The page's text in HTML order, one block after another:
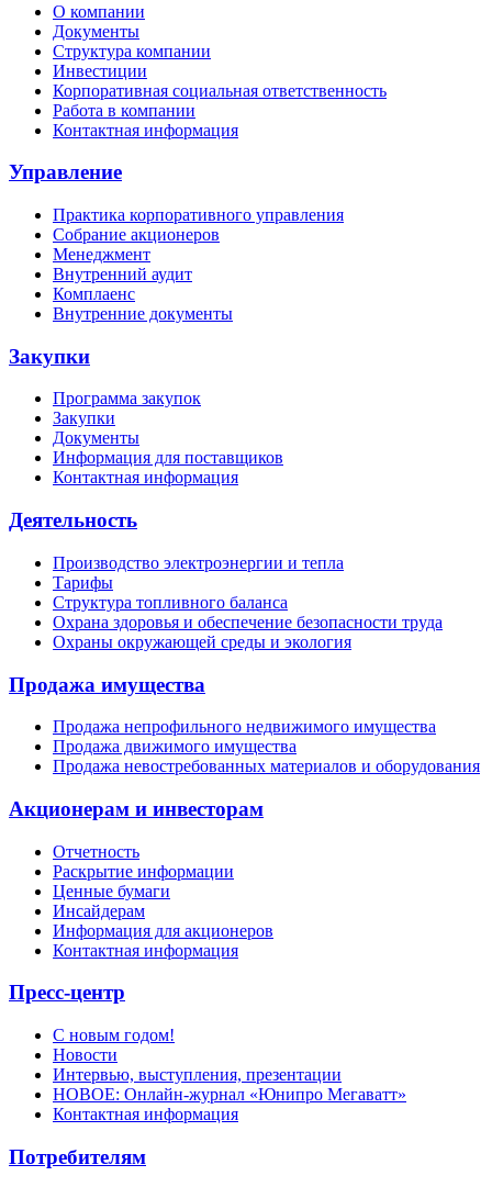
О компании
Документы
Структура компании
Инвестиции
Корпоративная социальная ответственность
Работа в компании
Контактная информация
Управление
Практика корпоративного управления
Собрание акционеров
Менеджмент
Внутренний аудит
Комплаенс
Внутренние документы
Закупки
Программа закупок
Закупки
Документы
Информация для поставщиков
Контактная информация
Деятельность
Производство электроэнергии и тепла
Тарифы
Структура топливного баланса
Охрана здоровья и обеспечение безопасности труда
Охраны окружающей среды и экология
Продажа имущества
Продажа непрофильного недвижимого имущества
Продажа движимого имущества
Продажа невостребованных материалов и оборудования
Акционерам и инвесторам
Отчетность
Раскрытие информации
Ценные бумаги
Инсайдерам
Информация для акционеров
Контактная информация
Пресс-центр
С новым годом!
Новости
Интервью, выступления, презентации
НОВОЕ: Онлайн-журнал «Юнипро Мегаватт»
Контактная информация
Потребителям